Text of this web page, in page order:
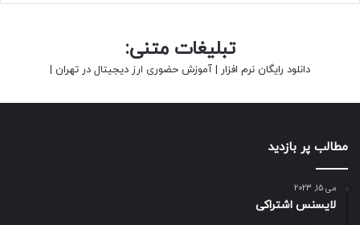
تبلیغات متنی:
دانلود رایگان نرم افزار | آموزش حضوری ارز دیجیتال در تهران |
مطالب پر بازدید
می 15, 2023
لایسنس اشتراکی